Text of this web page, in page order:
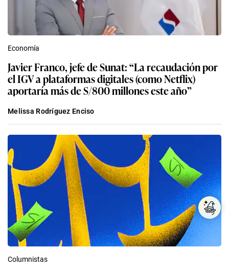
Economía
Javier Franco, jefe de Sunat: “La recaudación por
el IGV a plataformas digitales (como Netflix)
aportaría más de S/800 millones este año”
Melissa Rodríguez Enciso
Columnistas